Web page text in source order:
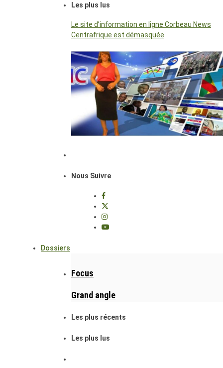
Les plus lus
Le site d’information en ligne Corbeau News
Centrafrique est démasquée
Nous Suivre
Dossiers
Focus
Grand angle
Les plus récents
Les plus lus